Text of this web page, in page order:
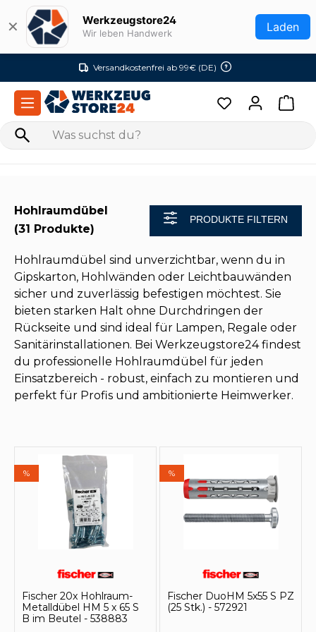
Zum Hauptinhalt springen
✕ Werkzeugstore24
Wir leben Handwerk Laden
Versandkostenfrei ab 99€ (DE)
Hohlraumdübel
(31 Produkte)
PRODUKTE FILTERN
Hohlraumdübel sind unverzichtbar, wenn du in
Gipskarton, Hohlwänden oder Leichtbauwänden
sicher und zuverlässig befestigen möchtest. Sie
bieten starken Halt ohne Durchdringen der
Rückseite und sind ideal für Lampen, Regale oder
Sanitärinstallationen. Bei Werkzeugstore24 findest
du professionelle Hohlraumdübel für jeden
Einsatzbereich - robust, einfach zu montieren und
perfekt für Profis und ambitionierte Heimwerker.
%
Fischer 20x Hohlraum-
Metalldübel HM 5 x 65 S
B im Beutel - 538883
%
Fischer DuoHM 5x55 S PZ
(25 Stk.) - 572921